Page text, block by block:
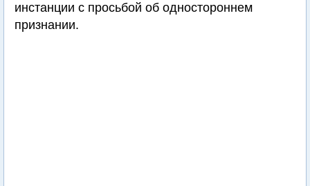
инстанции с просьбой об одностороннем
признании.